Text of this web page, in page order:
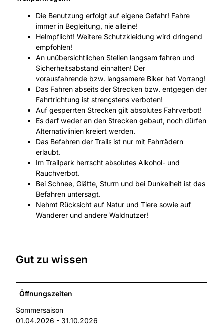
Die Benutzung erfolgt auf eigene Gefahr! Fahre
immer in Begleitung, nie alleine!
Helmpflicht! Weitere Schutzkleidung wird dringend
empfohlen!
An unübersichtlichen Stellen langsam fahren und
Sicherheitsabstand einhalten! Der
vorausfahrende bzw. langsamere Biker hat Vorrang!
Das Fahren abseits der Strecken bzw. entgegen der
Fahrtrichtung ist strengstens verboten!
Auf gesperrten Strecken gilt absolutes Fahrverbot!
Es darf weder an den Strecken gebaut, noch dürfen
Alternativlinien kreiert werden.
Das Befahren der Trails ist nur mit Fahrrädern
erlaubt.
Im Trailpark herrscht absolutes Alkohol- und
Rauchverbot.
Bei Schnee, Glätte, Sturm und bei Dunkelheit ist das
Befahren untersagt.
Nehmt Rücksicht auf Natur und Tiere sowie auf
Wanderer und andere Waldnutzer!
Gut zu wissen
Öffnungszeiten
Sommersaison
01.04.2026 - 31.10.2026